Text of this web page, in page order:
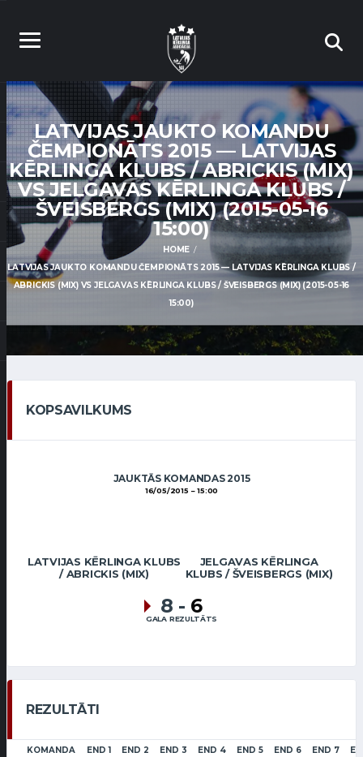
LATVIJAS JAUKTO KOMANDU
ČEMPIONĀTS 2015 — LATVIJAS
KĒRLINGA KLUBS / ABRICKIS (MIX)
VS JELGAVAS KĒRLINGA KLUBS /
ŠVEISBERGS (MIX) (2015-05-16
15:00)
HOME
LATVIJAS JAUKTO KOMANDU ČEMPIONĀTS 2015 — LATVIJAS KĒRLINGA KLUBS /
ABRICKIS (MIX) VS JELGAVAS KĒRLINGA KLUBS / ŠVEISBERGS (MIX) (2015-05-16
15:00)
KOPSAVILKUMS
JAUKTĀS KOMANDAS 2015
16/05/2015 15:00
LATVIJAS KĒRLINGA KLUBS
/ ABRICKIS (MIX)
JELGAVAS KĒRLINGA
KLUBS / ŠVEISBERGS (MIX)
8 - 6
GALA REZULTĀTS
REZULTĀTI
KOMANDA END 1 END 2 END 3 END 4 END 5 END 6 END 7